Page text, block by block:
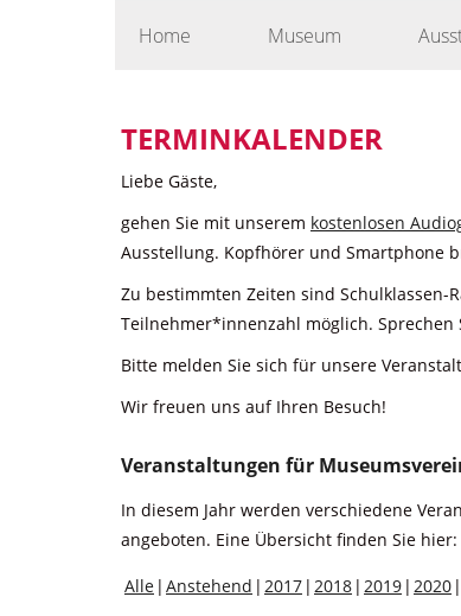
Home Museum
TERMINKALENDER
Liebe Gäste,
gehen Sie mit unserem kostenlosen
Ausstellung. Kopfhörer und Smartphone
Zu bestimmten Zeiten sind
Teilnehmer*innenzahl möglich. Sprechen
Bitte melden Sie sich für unsere
Wir freuen uns auf Ihren Besuch!
Veranstaltungen für
In diesem Jahr werden verschiedene
angeboten. Eine Übersicht finden Sie hier:
Alle Anstehend 2017 2018 2019 2020